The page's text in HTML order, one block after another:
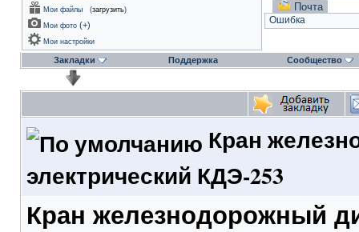
Мои файлы
(загрузить)
Мои фото (+)
Мои настройки
Почта
Ошибка
Закладки Поддержка Сообщество
Кран
электрический КДЭ-253
Кран железнодорожный